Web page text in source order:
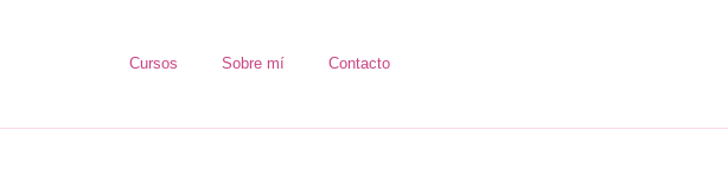
Cursos Sobre mí Contacto